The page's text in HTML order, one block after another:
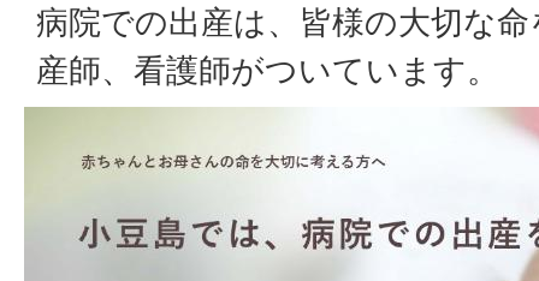
病院での出産は、皆様の大切な
産師、看護師がついています。